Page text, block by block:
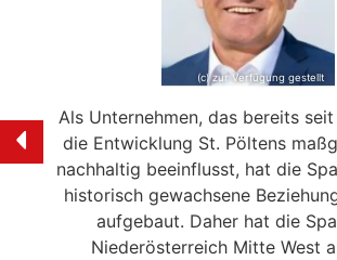
Als Unternehmen, das bereits
die Entwicklung St. Pöltens
nachhaltig beeinflusst, hat die
historisch gewachsene
aufgebaut. Daher hat die
Niederösterreich Mitte West
(c) zur Verfügung gestellt